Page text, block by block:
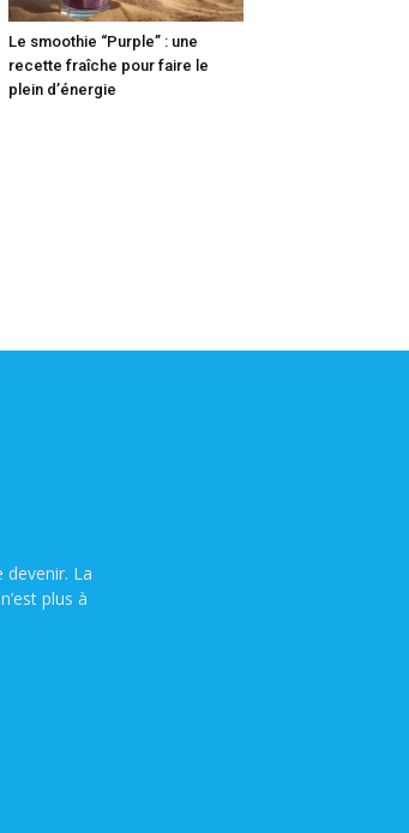
Le smoothie “Purple” : une
recette fraîche pour faire le
plein d’énergie
La
plus à